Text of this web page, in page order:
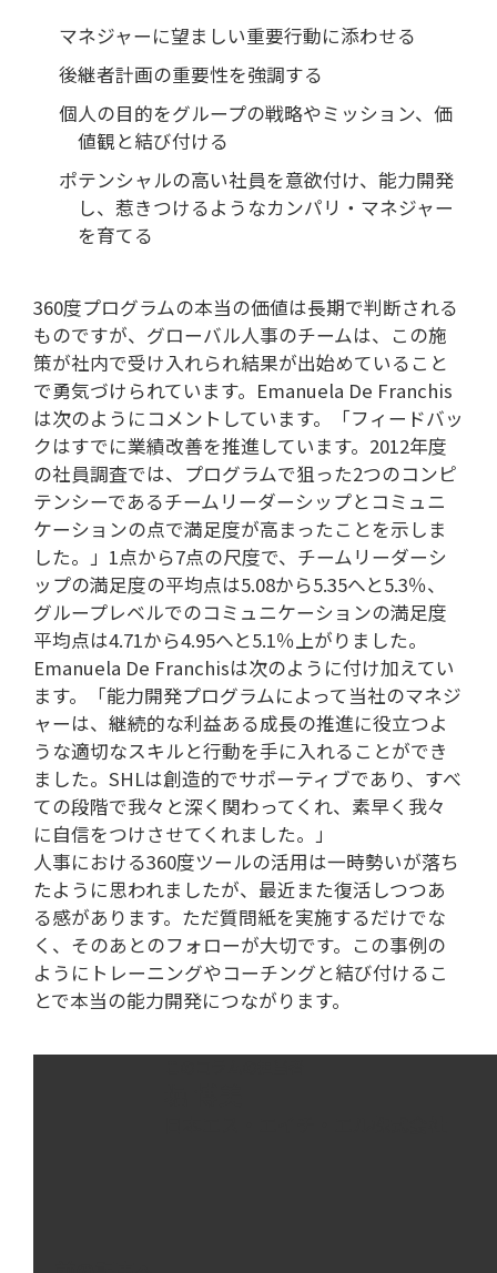
マネジャーに望ましい重要行動に添わせる
後継者計画の重要性を強調する
個人の目的をグループの戦略やミッション、価
値観と結び付ける
ポテンシャルの高い社員を意欲付け、能力開発
し、惹きつけるようなカンパリ・マネジャー
を育てる
360度プログラムの本当の価値は長期で判断される
ものですが、グローバル人事のチームは、この施
策が社内で受け入れられ結果が出始めていること
で勇気づけられています。Emanuela De Franchis
は次のようにコメントしています。「フィードバッ
クはすでに業績改善を推進しています。2012年度
の社員調査では、プログラムで狙った2つのコンピ
テンシーであるチームリーダーシップとコミュニ
ケーションの点で満足度が高まったことを示しま
した。」1点から7点の尺度で、チームリーダーシ
ップの満足度の平均点は5.08から5.35へと5.3％、
グループレベルでのコミュニケーションの満足度
平均点は4.71から4.95へと5.1％上がりました。
Emanuela De Franchisは次のように付け加えてい
ます。「能力開発プログラムによって当社のマネジ
ャーは、継続的な利益ある成長の推進に役立つよ
うな適切なスキルと行動を手に入れることができ
ました。SHLは創造的でサポーティブであり、すべ
ての段階で我々と深く関わってくれ、素早く我々
に自信をつけさせてくれました。」
人事における360度ツールの活用は一時勢いが落ち
たように思われましたが、最近また復活しつつあ
る感があります。ただ質問紙を実施するだけでな
く、そのあとのフォローが大切です。この事例の
ようにトレーニングやコーチングと結び付けるこ
とで本当の能力開発につながります。